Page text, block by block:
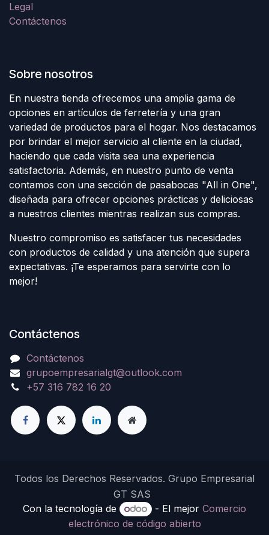
Legal
Contáctenos
Sobre nosotros
En nuestra tienda ofrecemos una amplia gama de
opciones en artículos de ferretería y una gran
variedad de productos para el hogar. Nos destacamos
por brindar el mejor servicio al cliente en la ciudad,
haciendo que cada visita sea una experiencia
satisfactoria. Además, en nuestro punto de venta
contamos con una sección de pasabocas "All in One",
diseñada para ofrecer opciones prácticas y deliciosas
a nuestros clientes mientras realizan sus compras.
Nuestro compromiso es satisfacer tus necesidades
con productos de calidad y una atención que supera
expectativas. ¡Te esperamos para servirte con lo
mejor!
Contáctenos
Contáctenos
grupoempresarialgt@outlook.com
+57 316 782 16 20
Todos los Derechos Reservados. Grupo Empresarial
GT SAS
Con la tecnología de
- El mejorComercio
electrónico de código abierto